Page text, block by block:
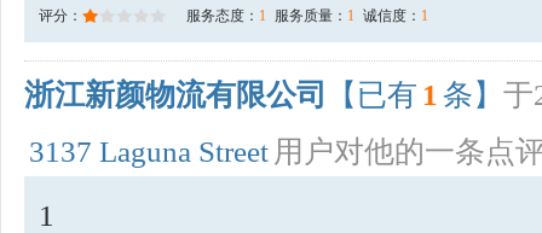
评分： 服务态度： 1 服务质量： 1 诚信度： 1
浙江新颜物流有限公司 【已有 1 条】 于
3137 Laguna Street 用户对他的一条点
1